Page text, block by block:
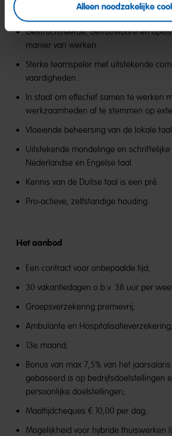
Alleen noodzakelijke
brengen aan niet-technische
Gestructureerde, betrouwbare en
manier van werken.
Sterke teamspeler met uitstekende
vaardigheden.
In staat om effectief samen te werken
werkzaamheden af te stemmen op
Vloeiende beheersing van de lokale taal.
Uitstekende mondelinge en
Nederlandse en Engelse taal.
Kennis van de Duitse taal is een pré.
Pro-actieve, zelfstandige houding.
Het aanbod
Een contract voor onbepaalde tijd;
30 vakantiedagen o.b.v. 38 uur per
Groepsverzekering premievrij;
Ambulante en Hospitalisatieverzekering;
13e maand;
Bonus van max 7,5% van het
gebaseerd is op bedrijfsdoelstellingen
persoonlijke doelstellingen;
Maaltijdcheques € 10,00 per dag;
Mogelijkheid voor hybride thuiswerken